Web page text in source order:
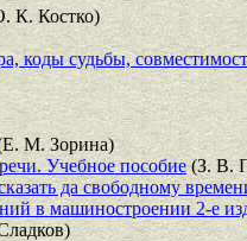
К. Костко)
коды судьбы,
М. Зорина)
Учебное пособие(З. В.
да свободному
в машиностроении 2-е